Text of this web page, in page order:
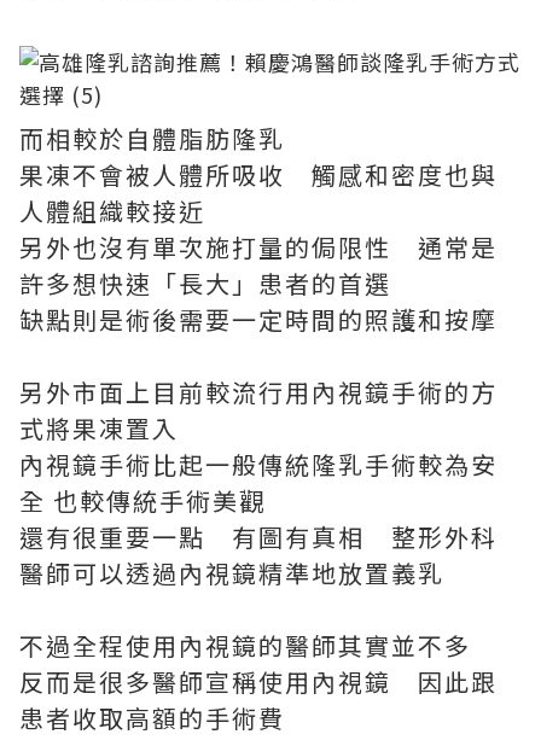
而相較於自體脂肪隆乳
果凍不會被人體所吸收 觸感和密度也與
人體組織較接近
另外也沒有單次施打量的侷限性 通常是
許多想快速「長大」患者的首選
缺點則是術後需要一定時間的照護和按摩
另外市面上目前較流行用內視鏡手術的方
式將果凍置入
內視鏡手術比起一般傳統隆乳手術較為安
全 也較傳統手術美觀
還有很重要一點 有圖有真相 整形外科
醫師可以透過內視鏡精準地放置義乳
不過全程使用內視鏡的醫師其實並不多
反而是很多醫師宣稱使用內視鏡 因此跟
患者收取高額的手術費